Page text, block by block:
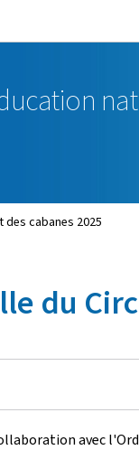
cabanes 2025
du
avec